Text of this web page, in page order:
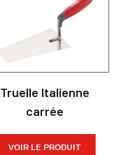
Truelle Italienne
carrée
VOIR LE PRODUIT